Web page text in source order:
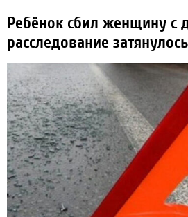
Ребёнок сбил женщину с
расследование затянулось